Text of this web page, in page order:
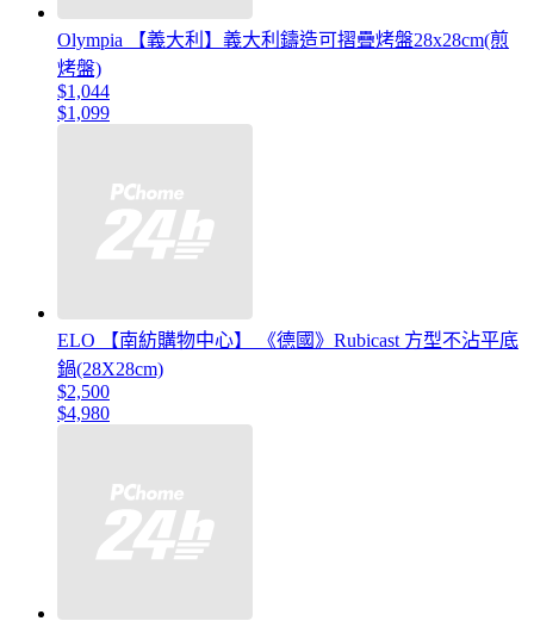
Olympia 【義大利】義大利鑄造可摺疊烤盤28x28cm(煎
烤盤)
$1,044
$1,099
ELO 【南紡購物中心】 《德國》Rubicast 方型不沾平底
鍋(28X28cm)
$2,500
$4,980